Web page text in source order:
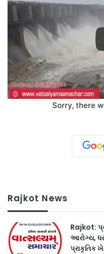
Sorry, there
Rajkot News
Rajkot:
આરોગ્ય,
પ્રાકૃતિક